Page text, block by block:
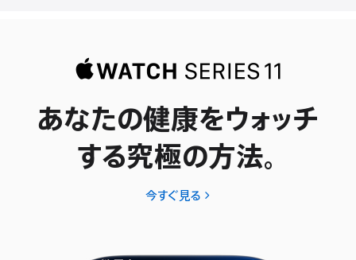
あなたの健康をウォッチ
する究極の方法。
今すぐ見る Apple
11